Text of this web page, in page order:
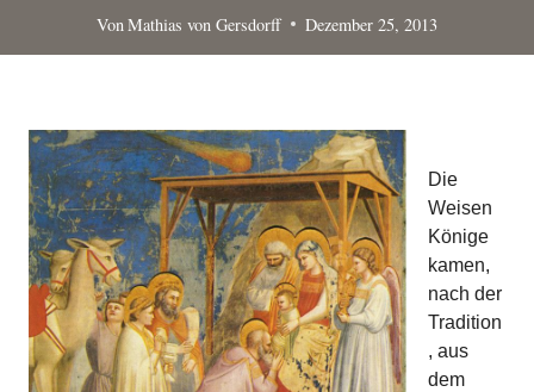
Von Mathias von Gersdorff Dezember 25, 2013
Die
Weisen
Könige
kamen,
nach der
Tradition
, aus
dem